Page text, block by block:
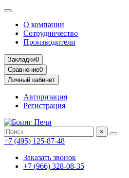
О компании
Сотрудничество
Производители
Закладки0
Сравнение0
Личный кабинет
Авторизация
Регистрация
×
+7 (495) 125-87-48
Заказать звонок
+7 (966) 328-08-35